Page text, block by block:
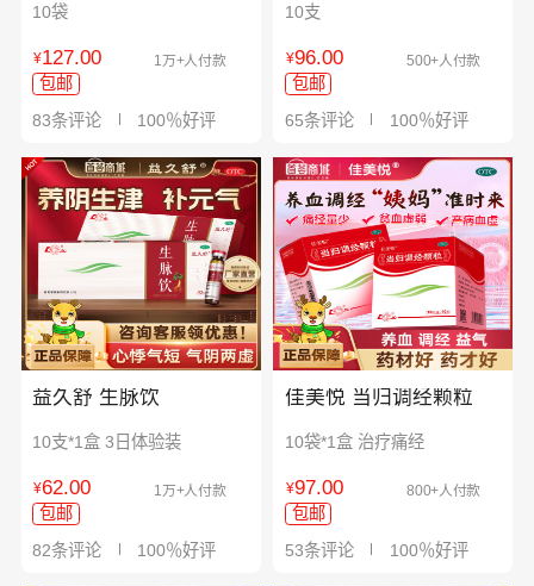
10袋
¥127.00 1万+人付款
包邮
83条评论
100％好评
10支
¥96.00 500+人付款
包邮
65条评论
100％好评
益久舒 生脉饮
10支*1盒 3日体验装
¥62.00 1万+人付款
包邮
82条评论
100％好评
佳美悦 当归调经颗粒
10袋*1盒 治疗痛经
¥97.00 800+人付款
包邮
53条评论
100％好评